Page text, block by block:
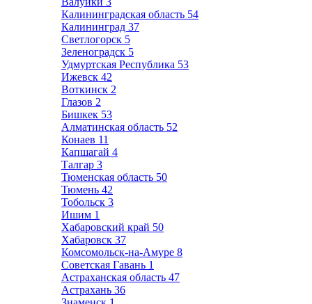
Калининградская область 54
Калининград 37
Светлогорск 5
Зеленоградск 5
Удмуртская Республика 53
Ижевск 42
Воткинск 2
Глазов 2
Бишкек 53
Алматинская область 52
Конаев 11
Капшагай 4
Талгар 3
Тюменская область 50
Тюмень 42
Тобольск 3
Ишим 1
Хабаровский край 50
Хабаровск 37
Комсомольск-на-Амуре 8
Советская Гавань 1
Астраханская область 47
Астрахань 36